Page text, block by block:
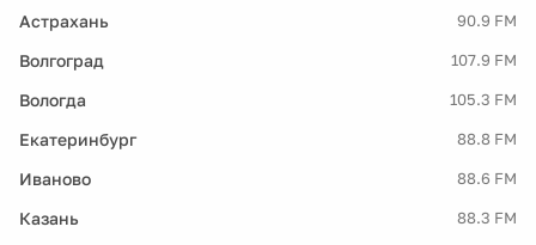
Астрахань 90.9 FM
Волгоград 107.9 FM
Вологда 105.3 FM
Екатеринбург 88.8 FM
Иваново 88.6 FM
Казань 88.3 FM